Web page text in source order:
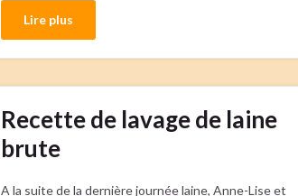
Lire plus
Recette de lavage de laine
brute
A la suite de la dernière journée laine, Anne-Lise et